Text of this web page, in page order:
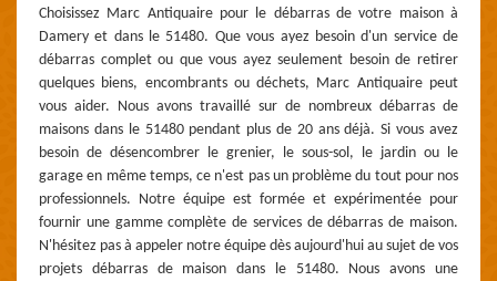
Choisissez Marc Antiquaire pour le débarras de votre maison à
Damery et dans le 51480. Que vous ayez besoin d'un service de
débarras complet ou que vous ayez seulement besoin de retirer
quelques biens, encombrants ou déchets, Marc Antiquaire peut
vous aider. Nous avons travaillé sur de nombreux débarras de
maisons dans le 51480 pendant plus de 20 ans déjà. Si vous avez
besoin de désencombrer le grenier, le sous-sol, le jardin ou le
garage en même temps, ce n'est pas un problème du tout pour nos
professionnels. Notre équipe est formée et expérimentée pour
fournir une gamme complète de services de débarras de maison.
N'hésitez pas à appeler notre équipe dès aujourd'hui au sujet de vos
projets débarras de maison dans le 51480. Nous avons une